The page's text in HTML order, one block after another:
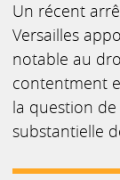
Un récent
Versailles
notable au
contentment
la question
substantielle